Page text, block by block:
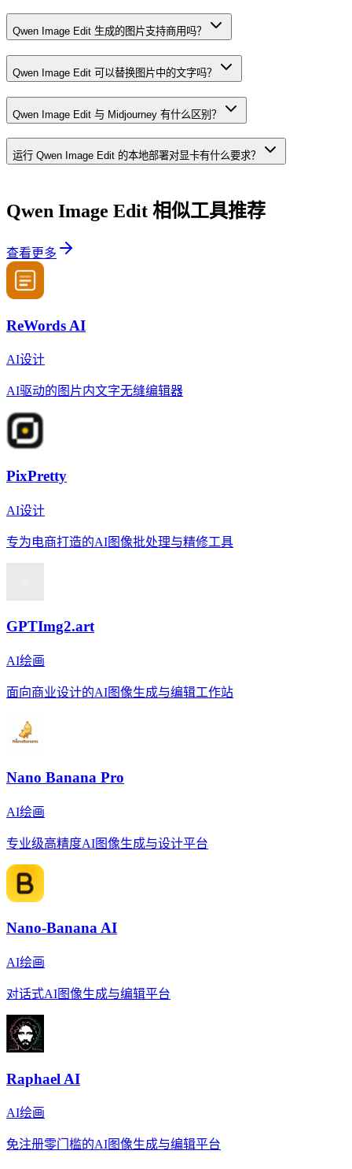
Qwen Image Edit 生成的图片支持商用吗？
Qwen Image Edit 可以替换图片中的文字吗？
Qwen Image Edit 与 Midjourney 有什么区别？
运行 Qwen Image Edit 的本地部署对显卡有什么要求？
Qwen Image Edit 相似工具推荐
查看更多
ReWords AI
AI设计
AI驱动的图片内文字无缝编辑器
PixPretty
AI设计
专为电商打造的AI图像批处理与精修工具
GPTImg2.art
AI绘画
面向商业设计的AI图像生成与编辑工作站
Nano Banana Pro
AI绘画
专业级高精度AI图像生成与设计平台
Nano-Banana AI
AI绘画
对话式AI图像生成与编辑平台
Raphael AI
AI绘画
免注册零门槛的AI图像生成与编辑平台